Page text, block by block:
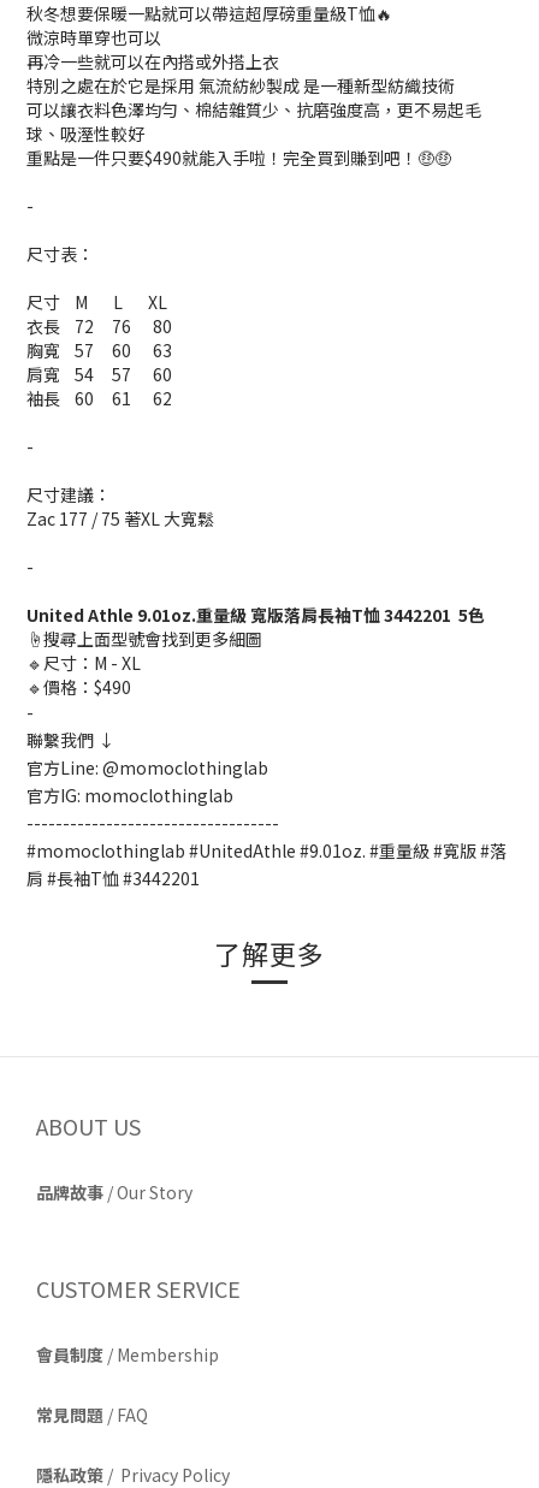
秋冬想要保暖一點就可以帶這超厚磅重量級T恤🔥
微涼時單穿也可以
再冷一些就可以在內搭或外搭上衣
特別之處在於它是採用 氣流紡紗製成 是一種新型紡織技術
可以讓衣料色澤均勻、棉結雜質少、抗磨強度高，更不易起毛
球、吸溼性較好
重點是一件只要$490就能入手啦！完全買到賺到吧！🤑🤑
-
尺寸表：
尺寸 M L XL
衣長 72 76 80
胸寬 57 60 63
肩寬 54 57 60
袖長 60 61 62
-
尺寸建議：
Zac 177 / 75 著XL 大寬鬆
-
United Athle 9.01oz.重量級 寬版落肩長袖T恤 3442201 5色
☝️搜尋上面型號會找到更多細圖
🔹尺寸：M - XL
🔹價格：$490
-
聯繫我們 ↓
官方Line: @momoclothinglab
官方IG: momoclothinglab
-----------------------------------
#momoclothinglab #UnitedAthle #9.01oz. #重量級 #寬版 #落
肩 #長袖T恤 #3442201
了解更多
ABOUT US
品牌故事 /Our Story
CUSTOMER SERVICE
會員制度 / Membership
常見問題 / FAQ
隱私政策 / Privacy Policy